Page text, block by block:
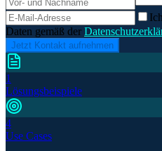
Daten gemäß der
Jetzt Kontakt aufnehmen
1
Lösungsbeispiele
4
Use Cases